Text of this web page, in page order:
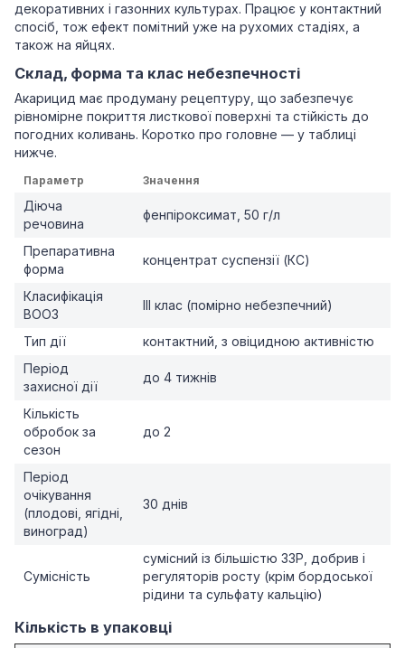
декоративних і газонних культурах. Працює у контактний
спосіб, тож ефект помітний уже на рухомих стадіях, а
також на яйцях.
Склад, форма та клас небезпечності
Акарицид має продуману рецептуру, що забезпечує
рівномірне покриття листкової поверхні та стійкість до
погодних коливань. Коротко про головне — у таблиці
нижче.
Параметр Значення
Діюча
речовина
фенпіроксимат, 50 г/л
Препаративна
форма
концентрат суспензії (КС)
Класифікація
ВООЗ
III клас (помірно небезпечний)
Тип дії
контактний, з овіцидною активністю
Період
захисної дії
до 4 тижнів
Кількість
обробок за
сезон
до 2
Період
очікування
(плодові, ягідні,
виноград)
30 днів
Сумісність
сумісний із більшістю ЗЗР, добрив і
регуляторів росту (крім бордоської
рідини та сульфату кальцію)
Кількість в упаковці